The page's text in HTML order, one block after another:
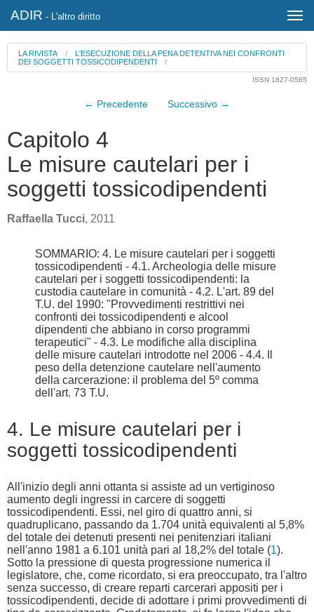
ADIR - L'altro diritto
LA RIVISTA / L'ESECUZIONE DELLA PENA DETENTIVA NEI CONFRONTI
DEI SOGGETTI TOSSICODIPENDENTI /
ISSN 1827-0565
← Precedente Successivo →
Capitolo 4
Le misure cautelari per i
soggetti tossicodipendenti
Raffaella Tucci, 2011
SOMMARIO: 4. Le misure cautelari per i soggetti
tossicodipendenti - 4.1. Archeologia delle misure
cautelari per i soggetti tossicodipendenti: la
custodia cautelare in comunità - 4.2. L'art. 89 del
T.U. del 1990: "Provvedimenti restrittivi nei
confronti dei tossicodipendenti e alcool
dipendenti che abbiano in corso programmi
terapeutici" - 4.3. Le modifiche alla disciplina
delle misure cautelari introdotte nel 2006 - 4.4. Il
peso della detenzione cautelare nell'aumento
della carcerazione: il problema del 5º comma
dell'art. 73 T.U.
4. Le misure cautelari per i
soggetti tossicodipendenti
All'inizio degli anni ottanta si assiste ad un vertiginoso
aumento degli ingressi in carcere di soggetti
tossicodipendenti. Essi, nel giro di quattro anni, si
quadruplicano, passando da 1.704 unità equivalenti al 5,8%
del totale dei detenuti presenti nei penitenziari italiani
nell'anno 1981 a 6.101 unità pari al 18,2% del totale (1).
Sotto la pressione di questa progressione numerica il
legislatore, che, come ricordato, si era preoccupato, tra l'altro
senza successo, di creare reparti carcerari appositi per i
tossicodipendenti, decide di adottare i primi provvedimenti di